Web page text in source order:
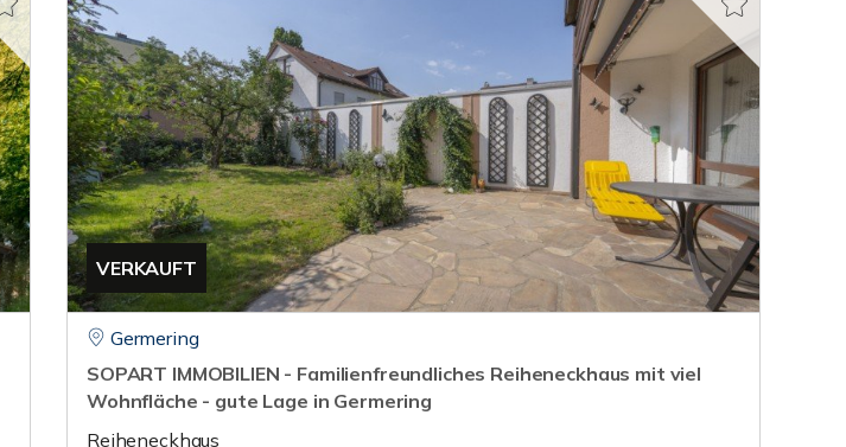
VERKAUFT
Germering
SOPART IMMOBILIEN - Familienfreundliches Reiheneckhaus mit viel
Wohnfläche - gute Lage in Germering
Reiheneckhaus